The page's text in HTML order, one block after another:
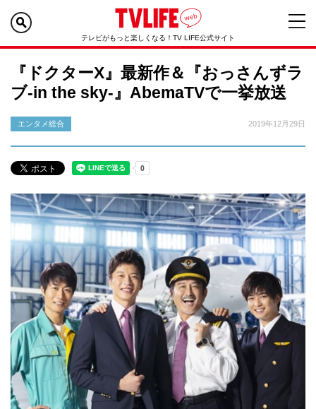
テレビがもっと楽しくなる！TV LIFE公式サイト
『ドクターX』最新作＆『おっさんずラ
ブ-in the sky-』AbemaTVで一挙放送
エンタメ総合 2019年12月29日